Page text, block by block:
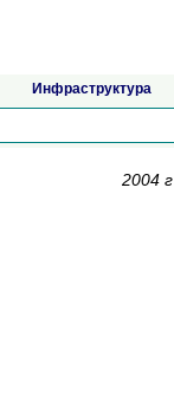
Инфраструктура
2004 г